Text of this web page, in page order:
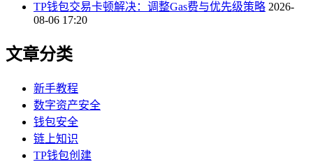
TP钱包交易卡顿解决：调整Gas费与优先级策略 2026-
08-06 17:20
文章分类
新手教程
数字资产安全
钱包安全
链上知识
TP钱包创建